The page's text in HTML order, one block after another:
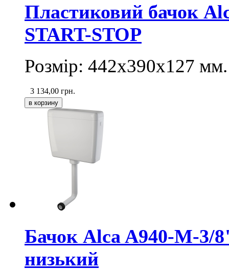
Пластиковий бачок
START-STOP
Розмір: 442х390х127 мм.
3 134,00 грн.
Бачок Alca A940-M-3/
низький